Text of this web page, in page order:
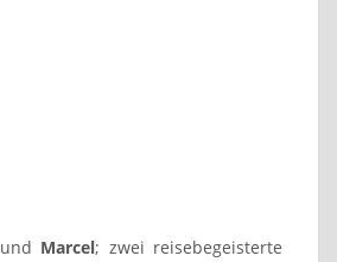
und Marcel; zwei reisebegeisterte